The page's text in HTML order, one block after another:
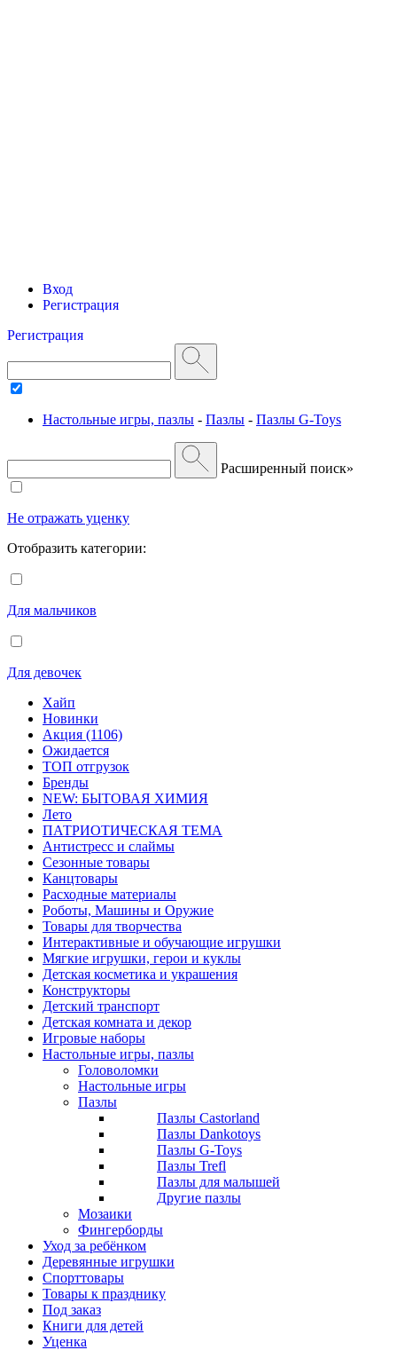
Вход
Регистрация
Регистрация
Настольные игры, пазлы - Пазлы - Пазлы G-Toys
Расширенный поиск»
Не отражать уценку
Отобразить категории:
Для мальчиков
Для девочек
Хайп
Новинки
Акция (1106)
Ожидается
ТОП отгрузок
Бренды
NEW: БЫТОВАЯ ХИМИЯ
Лето
ПАТРИОТИЧЕСКАЯ ТЕМА
Антистресс и слаймы
Сезонные товары
Канцтовары
Расходные материалы
Роботы, Машины и Оружие
Товары для творчества
Интерактивные и обучающие игрушки
Мягкие игрушки, герои и куклы
Детская косметика и украшения
Конструкторы
Детский транспорт
Детская комната и декор
Игровые наборы
Настольные игры, пазлы
Головоломки
Настольные игры
Пазлы
Пазлы Castorland
Пазлы Dankotoys
Пазлы G-Toys
Пазлы Trefl
Пазлы для малышей
Другие пазлы
Мозаики
Фингерборды
Уход за ребёнком
Деревянные игрушки
Спорттовары
Товары к празднику
Под заказ
Книги для детей
Уценка